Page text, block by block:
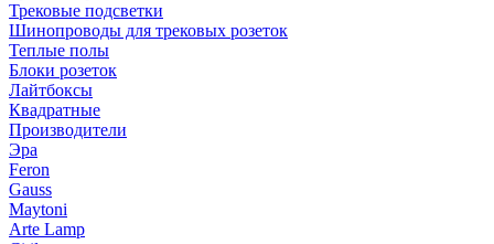
Трековые подсветки
Шинопроводы для трековых розеток
Теплые полы
Блоки розеток
Лайтбоксы
Квадратные
Производители
Эра
Feron
Gauss
Maytoni
Arte Lamp